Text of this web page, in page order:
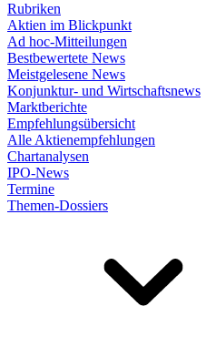
Rubriken
Aktien im Blickpunkt
Ad hoc-Mitteilungen
Bestbewertete News
Meistgelesene News
Konjunktur- und Wirtschaftsnews
Marktberichte
Empfehlungsübersicht
Alle Aktienempfehlungen
Chartanalysen
IPO-News
Termine
Themen-Dossiers